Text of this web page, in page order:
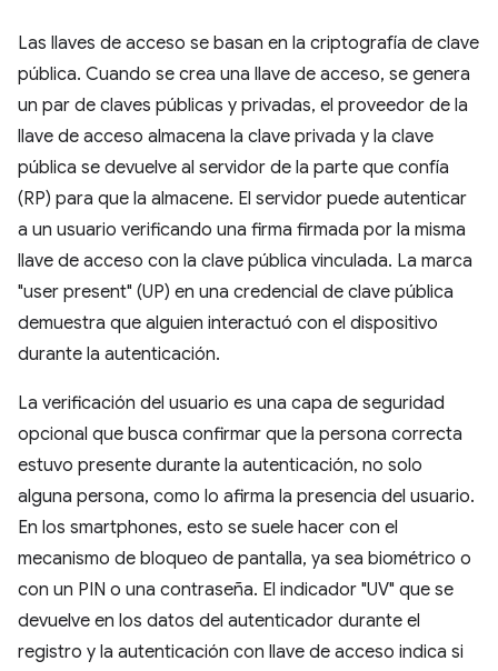
Las llaves de acceso se basan en la criptografía de clave
pública. Cuando se crea una llave de acceso, se genera
un par de claves públicas y privadas, el proveedor de la
llave de acceso almacena la clave privada y la clave
pública se devuelve al servidor de la parte que confía
(RP) para que la almacene. El servidor puede autenticar
a un usuario verificando una firma firmada por la misma
llave de acceso con la clave pública vinculada. La marca
"user present" (UP) en una credencial de clave pública
demuestra que alguien interactuó con el dispositivo
durante la autenticación.
La verificación del usuario es una capa de seguridad
opcional que busca confirmar que la persona correcta
estuvo presente durante la autenticación, no solo
alguna persona, como lo afirma la presencia del usuario.
En los smartphones, esto se suele hacer con el
mecanismo de bloqueo de pantalla, ya sea biométrico o
con un PIN o una contraseña. El indicador "UV" que se
devuelve en los datos del autenticador durante el
registro y la autenticación con llave de acceso indica si